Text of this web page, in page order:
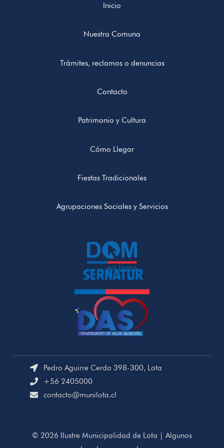
Inicio
Nuestra Comuna
Trámites, reclamos o denuncias
Contacto
Patrimonio y Cultura
Cómo Llegar
Fiestas Tradicionales
Agrupaciones Sociales y Servicios
Pedro Aguirre Cerda 398-300, Lota
+56 2405000
contacto@munilota.cl
© 2026 Ilustre Municipalidad de Lota | Algunos